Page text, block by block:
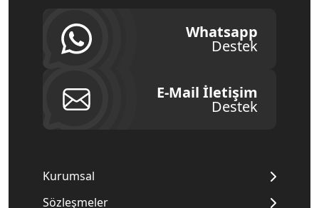
Whatsapp
Destek
E-Mail İletişim
Destek
Kurumsal
Sözleşmeler